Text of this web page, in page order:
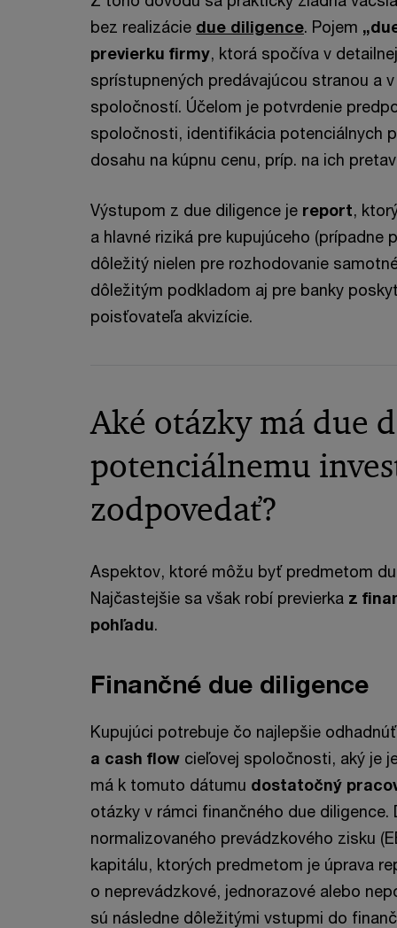
bez realizácie due diligence. Pojem
previerku firmy, ktorá spočíva v
sprístupnených predávajúcou stranou a
spoločností. Účelom je potvrdenie
spoločnosti, identifikácia potenciálnych
dosahu na kúpnu cenu, príp. na ich
Výstupom z due diligence je report,
a hlavné riziká pre kupujúceho (prípadne
dôležitý nielen pre rozhodovanie
dôležitým podkladom aj pre banky
poisťovateľa akvizície.
Aké otázky má due
potenciálnemu
zodpovedať?
Aspektov, ktoré môžu byť predmetom
Najčastejšie sa však robí previerka z
pohľadu.
Finančné due diligence
Kupujúci potrebuje čo najlepšie
a cash flow cieľovej spoločnosti, aký je
má k tomuto dátumu dostatočný
otázky v rámci finančného due
normalizovaného prevádzkového zisku
kapitálu, ktorých predmetom je úprava
o neprevádzkové, jednorazové alebo
sú následne dôležitými vstupmi do